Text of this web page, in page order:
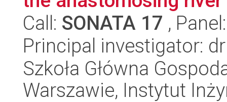
Call: SONATA 17 ,
Principal investigator:
Szkoła Główna
Warszawie, Instytut